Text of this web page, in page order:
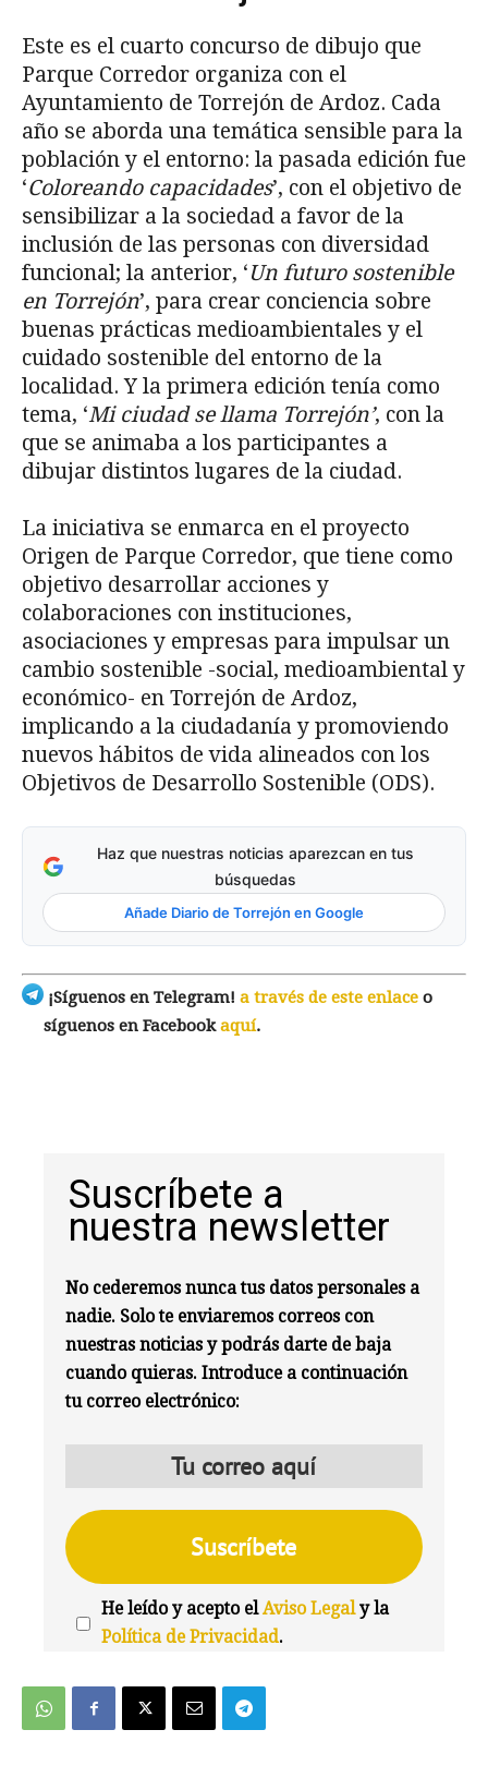
Este es el cuarto concurso de dibujo que
Parque Corredor organiza con el
Ayuntamiento de Torrejón de Ardoz. Cada
año se aborda una temática sensible para la
población y el entorno: la pasada edición fue
‘Coloreando capacidades’, con el objetivo de
sensibilizar a la sociedad a favor de la
inclusión de las personas con diversidad
funcional; la anterior, ‘Un futuro sostenible
en Torrejón’, para crear conciencia sobre
buenas prácticas medioambientales y el
cuidado sostenible del entorno de la
localidad. Y la primera edición tenía como
tema, ‘Mi ciudad se llama Torrejón’, con la
que se animaba a los participantes a
dibujar distintos lugares de la ciudad.
La iniciativa se enmarca en el proyecto
Origen de Parque Corredor, que tiene como
objetivo desarrollar acciones y
colaboraciones con instituciones,
asociaciones y empresas para impulsar un
cambio sostenible -social, medioambiental y
económico- en Torrejón de Ardoz,
implicando a la ciudadanía y promoviendo
nuevos hábitos de vida alineados con los
Objetivos de Desarrollo Sostenible (ODS).
Haz que nuestras noticias aparezcan en tus
búsquedas
Añade Diario de Torrejón en Google
¡Síguenos en Telegram! a través de este enlace o
síguenos en Facebookaquí.
Suscríbete a
nuestra newsletter
No cederemos nunca tus datos personales a
nadie. Solo te enviaremos correos con
nuestras noticias y podrás darte de baja
cuando quieras. Introduce a continuación
tu correo electrónico:
He leído y acepto elAviso Legaly la
Política de Privacidad.